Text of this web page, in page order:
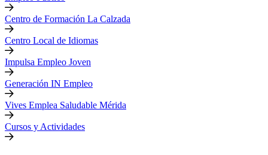
Centro de Formación La Calzada
Centro Local de Idiomas
Impulsa Empleo Joven
Generación IN Empleo
Vives Emplea Saludable Mérida
Cursos y Actividades